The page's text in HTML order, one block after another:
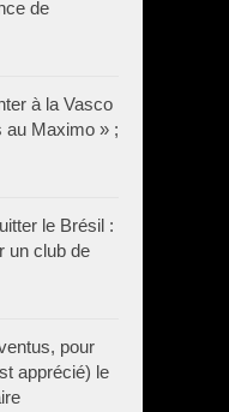
de
à la Vasco
au Maximo » ;
le Brésil :
un club de
pour
apprécié) le